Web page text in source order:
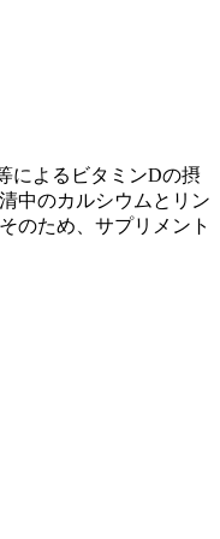
によるビタミンDの摂
中のカルシウムとリン
のため、サプリメント